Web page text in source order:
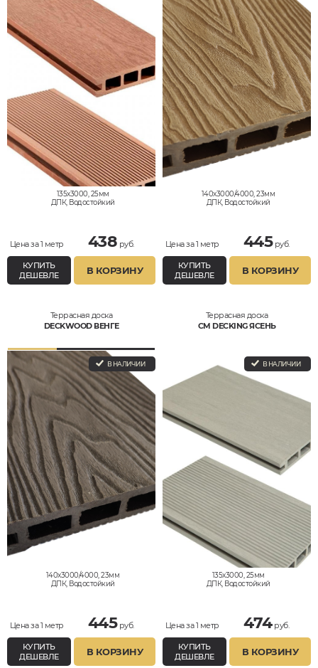
135x3000, 25мм
ДПК, Водостойкий
Цена за 1 метр 438 руб.
КУПИТЬ
ДЕШЕВЛЕ
В КОРЗИНУ
140x3000/4000, 23мм
ДПК, Водостойкий
Цена за 1 метр 445руб.
КУПИТЬ
ДЕШЕВЛЕ
В КОРЗИНУ
Террасная доска
DECKWOOD ВЕНГЕ
В НАЛИЧИИ
140x3000/4000, 23мм
ДПК, Водостойкий
Цена за 1 метр 445руб.
КУПИТЬ
ДЕШЕВЛЕ
В КОРЗИНУ
Террасная доска
CM DECKING ЯСЕНЬ
В НАЛИЧИИ
135x3000, 25мм
ДПК, Водостойкий
Цена за 1 метр 474руб.
КУПИТЬ
ДЕШЕВЛЕ
В КОРЗИНУ